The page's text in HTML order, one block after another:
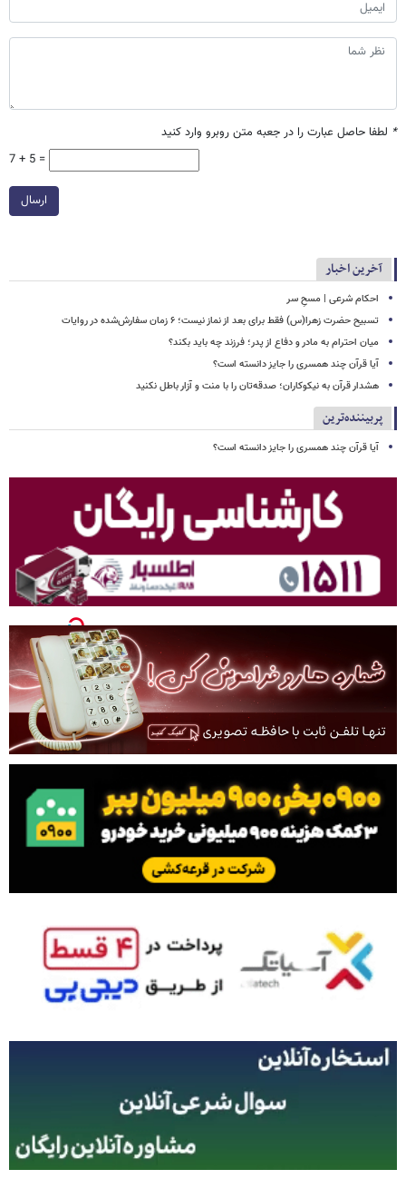
* لطفا حاصل عبارت را در جعبه متن روبرو وارد کنید
7 + 5 =
ارسال
آخرین اخبار
احکام شرعی | مسحِ سر
تسبیح حضرت زهرا(س) فقط برای بعد از نماز نیست؛ ۶ زمان سفارش‌شده در روایات
میان احترام به مادر و دفاع از پدر؛ فرزند چه باید بکند؟
آیا قرآن چند همسری را جایز دانسته است؟
هشدار قرآن به نیکوکاران؛ صدقه‌تان را با منت و آزار باطل نکنید
پربیننده‌ترین
آیا قرآن چند همسری را جایز دانسته است؟